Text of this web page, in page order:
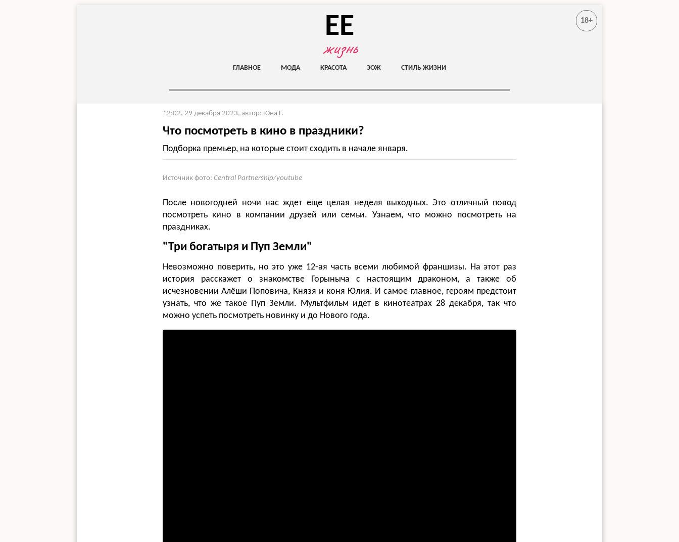
EE
жизнь
18+
ГЛАВНОЕ МОДА КРАСОТА ЗОЖ СТИЛЬ ЖИЗНИ
12:02, 29 декабря 2023, автор: Юна Г.
Что посмотреть в кино в праздники?
Подборка премьер, на которые стоит сходить в начале января.
Источник фото: Central Partnership/youtube
После новогодней ночи нас ждет еще целая неделя выходных. Это отличный повод
посмотреть кино в компании друзей или семьи. Узнаем, что можно посмотреть на
праздниках.
"Три богатыря и Пуп Земли"
Невозможно поверить, но это уже 12-ая часть всеми любимой франшизы. На этот раз
история расскажет о знакомстве Горыныча с настоящим драконом, а также об
исчезновении Алёши Поповича, Князя и коня Юлия. И самое главное, героям предстоит
узнать, что же такое Пуп Земли. Мультфильм идет в кинотеатрах 28 декабря, так что
можно успеть посмотреть новинку и до Нового года.